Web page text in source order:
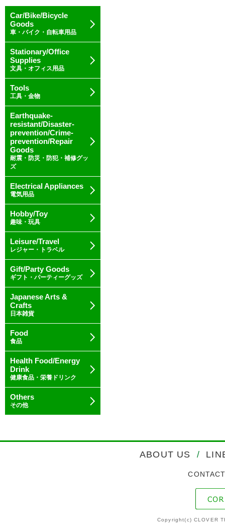
Car/Bike/Bicycle
Goods
車・バイク・自転車用品
Stationary/Office
Supplies
文具・オフィス用品
Tools
工具・金物
Earthquake-
resistant/Disaster-
prevention/Crime-
prevention/Repair
Goods
耐震・防災・防犯・補修グッ
ズ
Electrical Appliances
電気用品
Hobby/Toy
趣味・玩具
Leisure/Travel
レジャー・トラベル
Gift/Party Goods
ギフト・パーティーグッズ
Japanese Arts &
Crafts
日本雑貨
Food
食品
Health Food/Energy
Drink
健康食品・栄養ドリンク
Others
その他
ABOUT US /
Copyright(c) CLOVER